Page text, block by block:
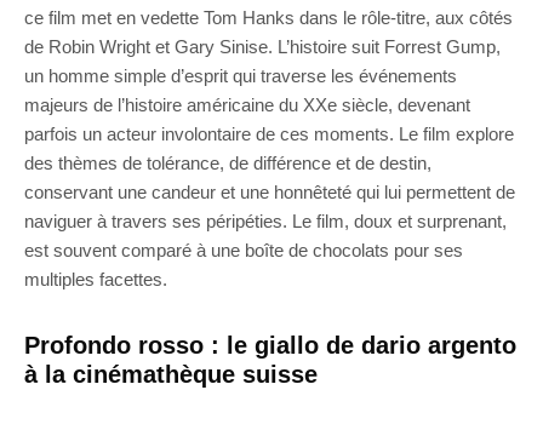
ce film met en vedette Tom Hanks dans le rôle-titre, aux côtés
de Robin Wright et Gary Sinise. L’histoire suit Forrest Gump,
un homme simple d’esprit qui traverse les événements
majeurs de l’histoire américaine du XXe siècle, devenant
parfois un acteur involontaire de ces moments. Le film explore
des thèmes de tolérance, de différence et de destin,
conservant une candeur et une honnêteté qui lui permettent de
naviguer à travers ses péripéties. Le film, doux et surprenant,
est souvent comparé à une boîte de chocolats pour ses
multiples facettes.
Profondo rosso : le giallo de dario argento
à la cinémathèque suisse